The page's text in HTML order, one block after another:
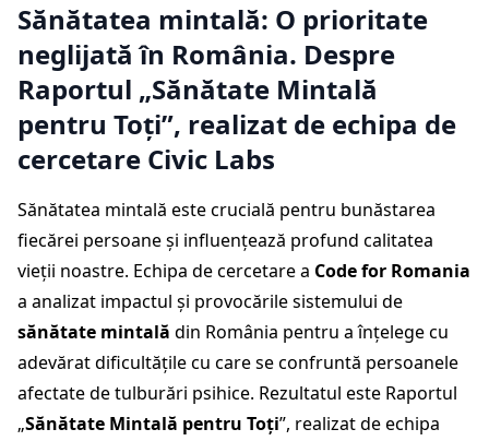
Sănătatea mintală: O prioritate
neglijată în România. Despre
Raportul „Sănătate Mintală
pentru Toți”, realizat de echipa de
cercetare Civic Labs
Sănătatea mintală este crucială pentru bunăstarea
fiecărei persoane și influențează profund calitatea
vieții noastre. Echipa de cercetare a Code for Romania
a analizat impactul și provocările sistemului de
sănătate mintală din România pentru a înțelege cu
adevărat dificultățile cu care se confruntă persoanele
afectate de tulburări psihice. Rezultatul este Raportul
„Sănătate Mintală pentru Toți”, realizat de echipa